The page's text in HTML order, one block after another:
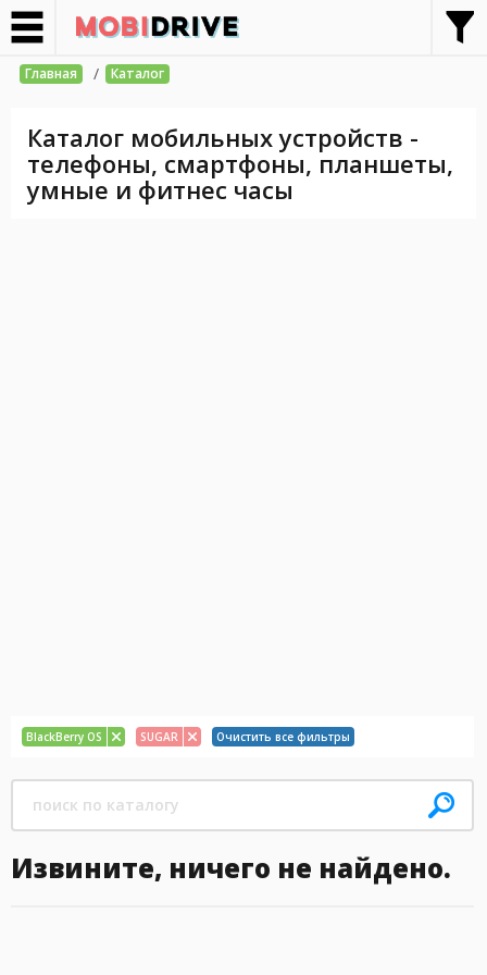
Главная / Каталог
Каталог мобильных устройств -
телефоны, смартфоны, планшеты,
умные и фитнес часы
BlackBerry OS SUGAR Очистить все фильтры
Извините, ничего не найдено.